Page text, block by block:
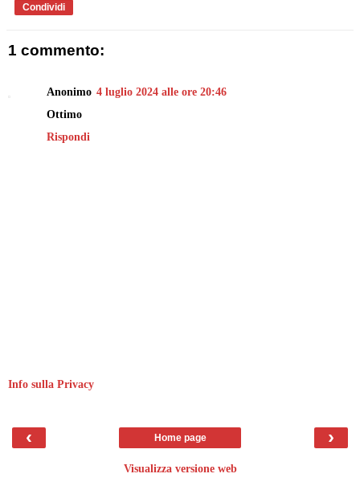
Condividi
1 commento:
Anonimo 4 luglio 2024 alle ore 20:46
Ottimo
Rispondi
Info sulla Privacy
‹ ›
Home page
Visualizza versione web